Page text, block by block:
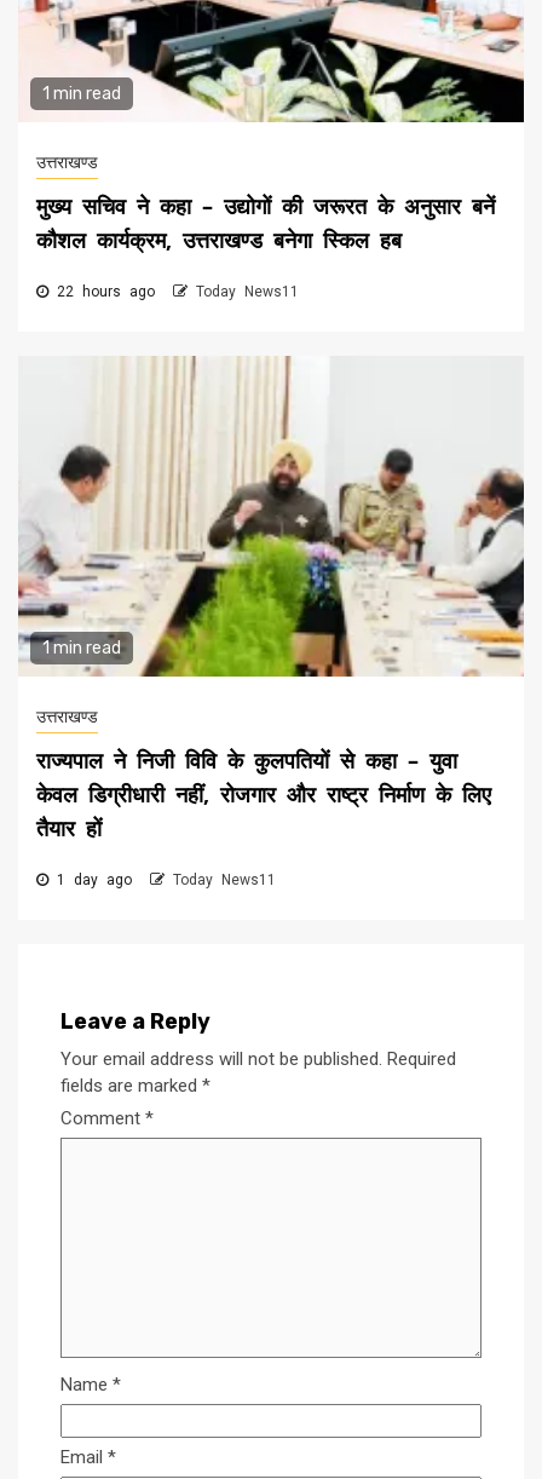
1 min read
उत्तराखण्ड
मुख्य सचिव ने कहा – उद्योगों की जरूरत के अनुसार बनें
कौशल कार्यक्रम, उत्तराखण्ड बनेगा स्किल हब
22 hours ago Today News11
1 min read
उत्तराखण्ड
राज्यपाल ने निजी विवि के कुलपतियों से कहा – युवा
केवल डिग्रीधारी नहीं, रोजगार और राष्ट्र निर्माण के लिए
तैयार हों
1 day ago Today News11
Leave a Reply
Your email address will not be published. Required
fields are marked *
Comment *
Name *
Email *